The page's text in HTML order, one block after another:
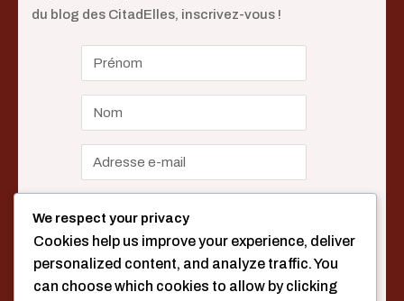
du blog des CitadElles, inscrivez-vous !
We respect your privacy
Cookies help us improve your experience, deliver
personalized content, and analyze traffic. You
can choose which cookies to allow by clicking